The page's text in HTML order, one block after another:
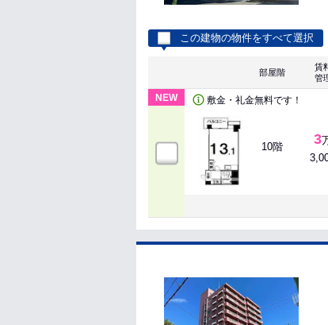
この建物の物件をすべて選択
部屋階
賃
管
NEW 敷金・礼金無料です！
10階 3